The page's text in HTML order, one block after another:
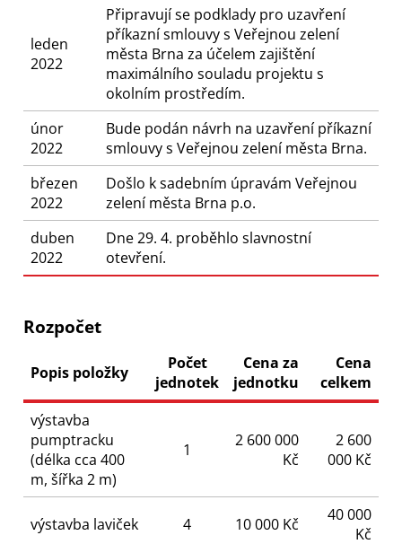
leden
2022
Připravují se podklady pro uzavření
příkazní smlouvy s Veřejnou zelení
města Brna za účelem zajištění
maximálního souladu projektu s
okolním prostředím.
únor
2022
Bude podán návrh na uzavření příkazní
smlouvy s Veřejnou zelení města Brna.
březen
2022
Došlo k sadebním úpravám Veřejnou
zelení města Brna p.o.
duben
2022
Dne 29. 4. proběhlo slavnostní
otevření.
Rozpočet
Popis položky
Počet
jednotek
Cena za
jednotku
Cena
celkem
výstavba
pumptracku
(délka cca 400
m, šířka 2 m)
1
2 600 000
Kč
2 600
000 Kč
výstavba laviček 4 10 000 Kč
40 000
Kč